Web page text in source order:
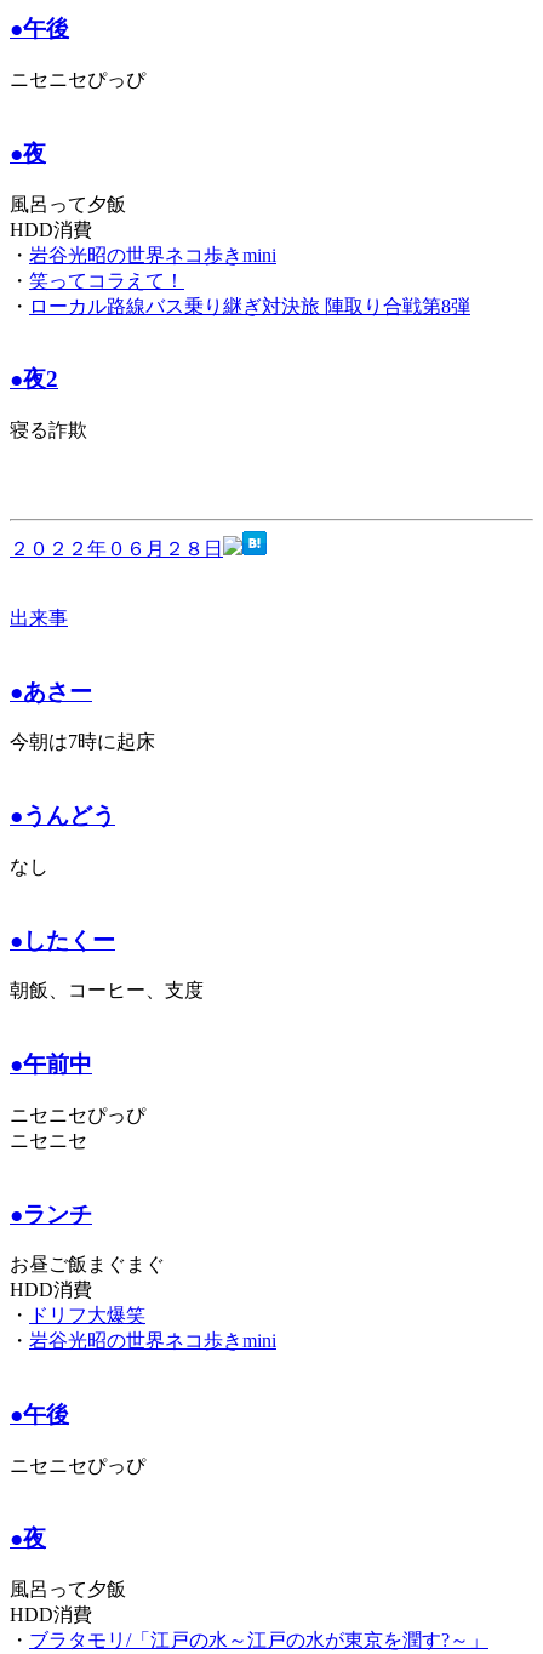
●午後
ニセニセぴっぴ
●夜
風呂って夕飯
HDD消費
・ 岩谷光昭の世界ネコ歩きmini
・ 笑ってコラえて！
・ ローカル路線バス乗り継ぎ対決旅 陣取り合戦第8弾
●夜2
寝る詐欺
２０２２年０６月２８日
出来事
●あさー
今朝は7時に起床
●うんどう
なし
●したくー
朝飯、コーヒー、支度
●午前中
ニセニセぴっぴ
ニセニセ
●ランチ
お昼ご飯まぐまぐ
HDD消費
・
ドリフ大爆笑
・ 岩谷光昭の世界ネコ歩きmini
●午後
ニセニセぴっぴ
●夜
風呂って夕飯
HDD消費
・ ブラタモリ/「江戸の水～江戸の水が東京を潤す?～」